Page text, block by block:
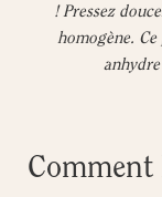
! Pressez
homogène.
Comment